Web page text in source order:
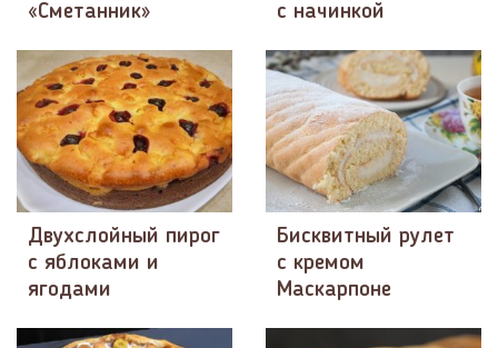
«Сметанник»
с начинкой
Двухслойный пирог
с яблоками и
ягодами
Бисквитный рулет
с кремом
Маскарпоне